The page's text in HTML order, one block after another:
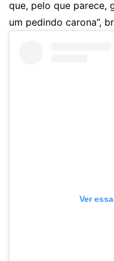
que, pelo que parece,
um pedindo carona”,
Ver